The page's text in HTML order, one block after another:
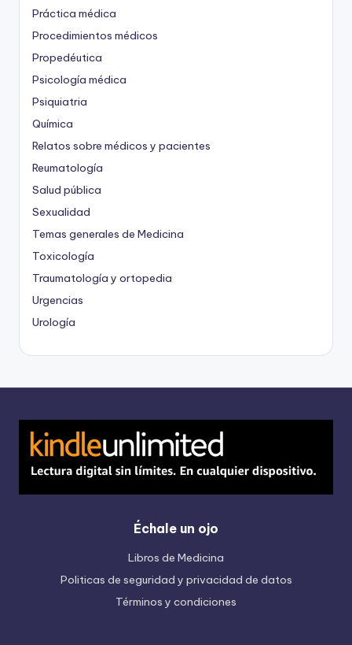
Práctica médica
Procedimientos médicos
Propedéutica
Psicología médica
Psiquiatria
Química
Relatos sobre médicos y pacientes
Reumatología
Salud pública
Sexualidad
Temas generales de Medicina
Toxicología
Traumatología y ortopedia
Urgencias
Urología
Échale un ojo
Libros de Medicina
Politicas de seguridad y privacidad de datos
Términos y condiciones